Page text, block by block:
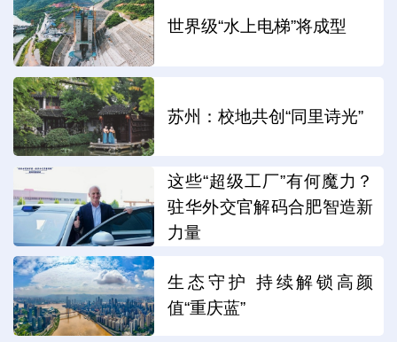
世界级“水上电梯”将成型
苏州：校地共创“同里诗光”
这些“超级工厂”有何魔力？
驻华外交官解码合肥智造新
力量
生态守护 持续解锁高颜
值“重庆蓝”